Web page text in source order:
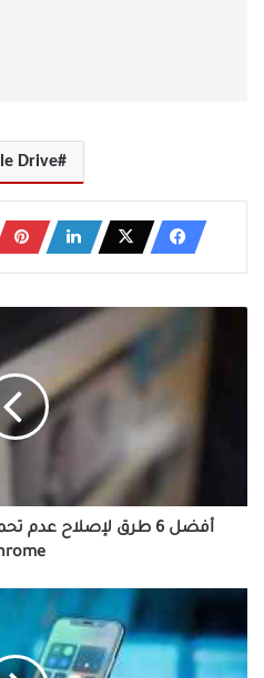
Drive
في
Chrome
نصائح
لاستعمال